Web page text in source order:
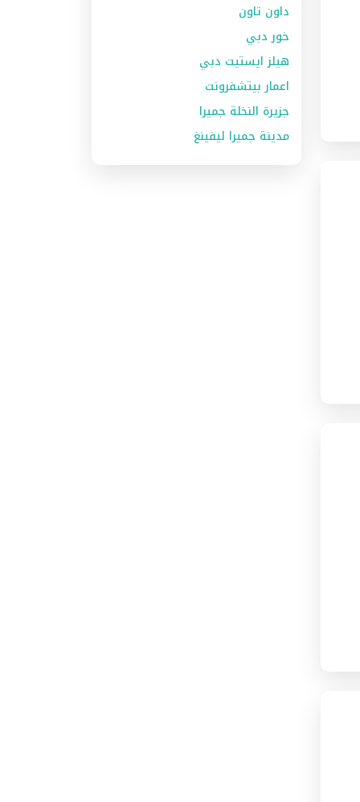
داون تاون
خور دبي
هيلز ايستيت دبي
اعمار بيتشفرونت
جزيرة النخلة جميرا
مدينة جميرا ليفينغ